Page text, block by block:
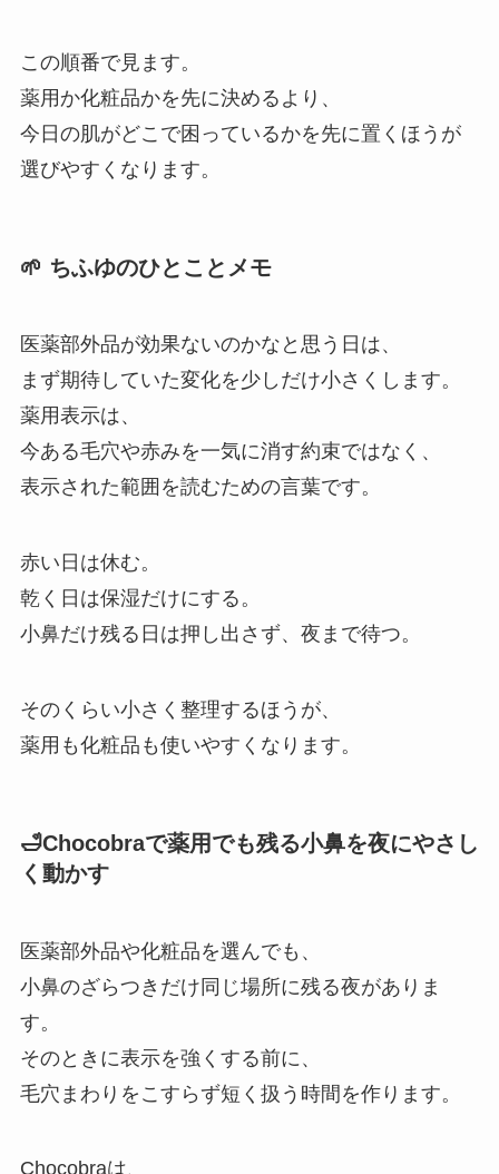
この順番で見ます。
薬用か化粧品かを先に決めるより、
今日の肌がどこで困っているかを先に置くほうが
選びやすくなります。
🌱 ちふゆのひとことメモ
医薬部外品が効果ないのかなと思う日は、
まず期待していた変化を少しだけ小さくします。
薬用表示は、
今ある毛穴や赤みを一気に消す約束ではなく、
表示された範囲を読むための言葉です。
赤い日は休む。
乾く日は保湿だけにする。
小鼻だけ残る日は押し出さず、夜まで待つ。
そのくらい小さく整理するほうが、
薬用も化粧品も使いやすくなります。
🛁Chocobraで薬用でも残る小鼻を夜にやさし
く動かす
医薬部外品や化粧品を選んでも、
小鼻のざらつきだけ同じ場所に残る夜がありま
す。
そのときに表示を強くする前に、
毛穴まわりをこすらず短く扱う時間を作ります。
Chocobraは、